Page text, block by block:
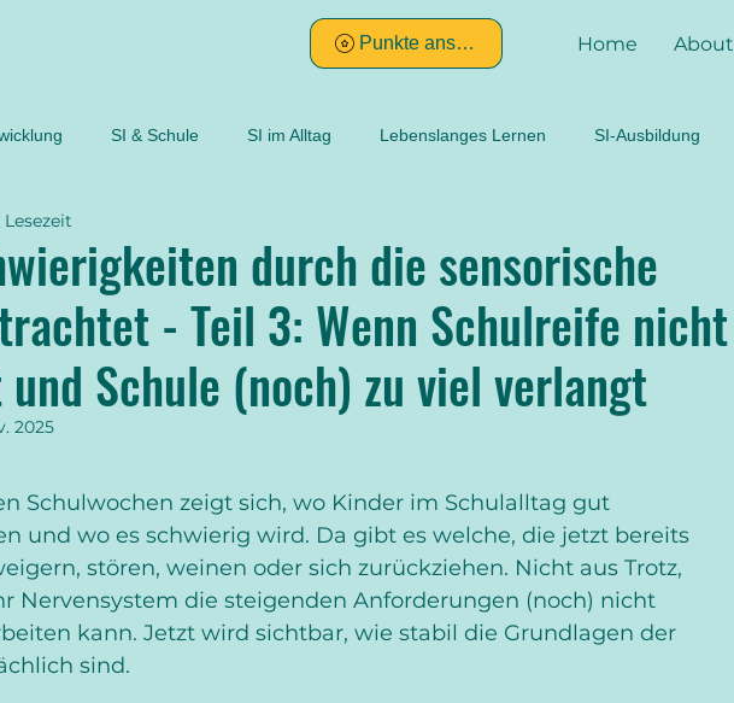
Home About
Punkte ansehen
SI & Schule SI im Alltag Lebenslanges Lernen SI-Ausbildung
Intuition systematische Messung subjektiv ojektiv harte Fakten
Diagnostik
Dyspraxie Die Sinne
durch die sensorische
- Teil 3: Wenn Schulreife nicht
Schule (noch) zu viel verlangt
2025
Schulwochen zeigt sich, wo Kinder im Schulalltag gut
und wo es schwierig wird. Da gibt es welche, die jetzt bereits
stören, weinen oder sich zurückziehen. Nicht aus Trotz,
Nervensystem die steigenden Anforderungen (noch) nicht
kann. Jetzt wird sichtbar, wie stabil die Grundlagen der
sind.